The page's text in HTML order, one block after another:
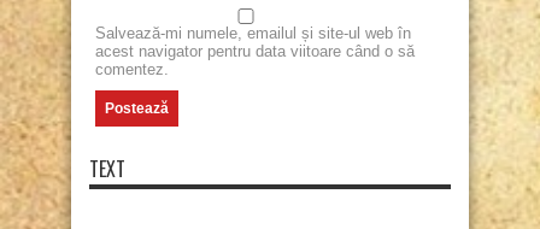
Salvează-mi numele, emailul și site-ul web în
acest navigator pentru data viitoare când o să
comentez.
TEXT